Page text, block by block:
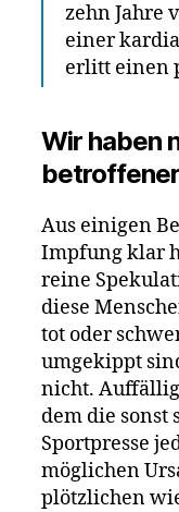
zehn Jahre
einer
erlitt einen
Wir haben
Aus einigen
Impfung klar
reine
diese
tot oder
umgekippt
nicht.
dem die sonst
Sportpresse
möglichen
plötzlichen